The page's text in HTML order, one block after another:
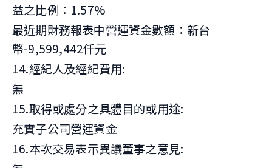
益之比例：1.57%
最近期財務報表中營運資金數額：新台
幣-9,599,442仟元
14.經紀人及經紀費用:
無
15.取得或處分之具體目的或用途:
充實子公司營運資金
16.本次交易表示異議董事之意見: